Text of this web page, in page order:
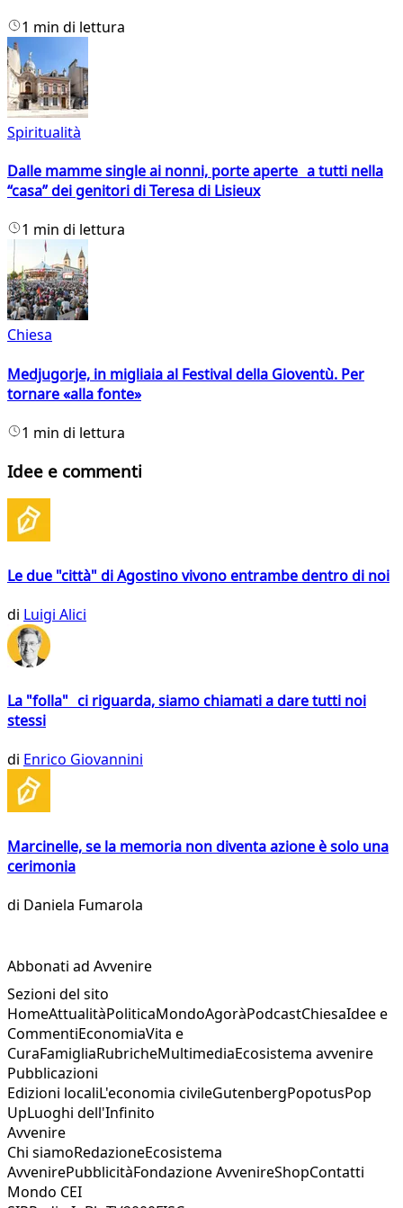
1 min di lettura
Spiritualità
Dalle mamme single ai nonni, porte aperte a tutti nella
“casa” dei genitori di Teresa di Lisieux
1 min di lettura
Chiesa
Medjugorje, in migliaia al Festival della Gioventù. Per
tornare «alla fonte»
1 min di lettura
Idee e commenti
Le due "città" di Agostino vivono entrambe dentro di noi
di Luigi Alici
La "folla" ci riguarda, siamo chiamati a dare tutti noi
stessi
di Enrico Giovannini
Marcinelle, se la memoria non diventa azione è solo una
cerimonia
di Daniela Fumarola
Abbonati ad Avvenire
Sezioni del sito
HomeAttualitàPoliticaMondoAgoràPodcastChiesaIdee e
CommentiEconomiaVita e
CuraFamigliaRubricheMultimediaEcosistema avvenire
Pubblicazioni
Edizioni localiL'economia civileGutenbergPopotusPop
UpLuoghi dell'Infinito
Avvenire
Chi siamoRedazioneEcosistema
AvvenirePubblicitàFondazione AvvenireShopContatti
Mondo CEI